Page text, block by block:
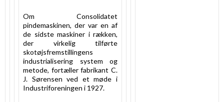
Om Consolidatet
pindemaskinen, der var en af
de sidste maskiner i rækken,
der virkelig tilførte
skotøjsfremstillingens
industrialisering system og
metode, fortæller fabrikant C.
J. Sørensen ved et møde i
Industriforeningen i 1927.